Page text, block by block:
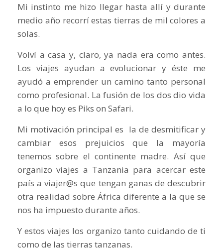
Mi instinto me hizo llegar hasta allí y durante
medio año recorrí estas tierras de mil colores a
solas.
Volví a casa y, claro, ya nada era como antes.
Los viajes ayudan a evolucionar y éste me
ayudó a emprender un camino tanto personal
como profesional. La fusión de los dos dio vida
a lo que hoy es Piks on Safari.
Mi motivación principal es la de desmitificar y
cambiar esos prejuicios que la mayoría
tenemos sobre el continente madre. Así que
organizo viajes a Tanzania para acercar este
país a viajer@s que tengan ganas de descubrir
otra realidad sobre África diferente a la que se
nos ha impuesto durante años.
Y estos viajes los organizo tanto cuidando de ti
como de las tierras tanzanas.